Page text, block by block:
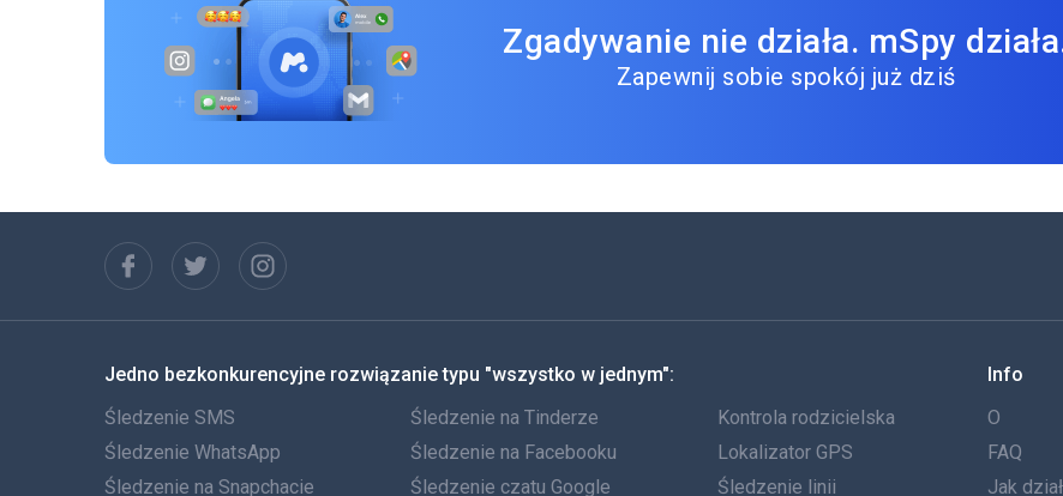
Zgadywanie nie działa. mSpy
Zapewnij sobie spokój już dziś
Jedno bezkonkurencyjne rozwiązanie typu "wszystko w jednym":
Śledzenie SMS
Śledzenie WhatsApp
Śledzenie na Snapchacie
Śledzenie na Tinderze
Śledzenie na Facebooku
Śledzenie czatu Google
Kontrola rodzicielska
Lokalizator GPS
Śledzenie linii
Info
O
FAQ
Jak